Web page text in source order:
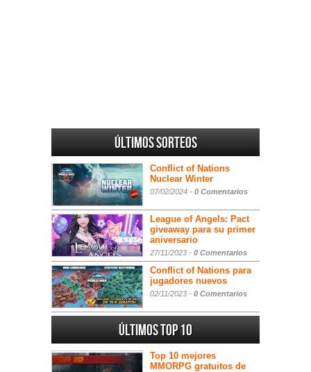
Últimos sorteos
Conflict of Nations
Nuclear Winter
07/02/2024 - 0 Comentarios
League of Angels: Pact
giveaway para su primer
aniversario
27/11/2023 - 0 Comentarios
Conflict of Nations para
jugadores nuevos
02/11/2023 - 0 Comentarios
Últimos Top 10
Top 10 mejores
MMORPG gratuitos de